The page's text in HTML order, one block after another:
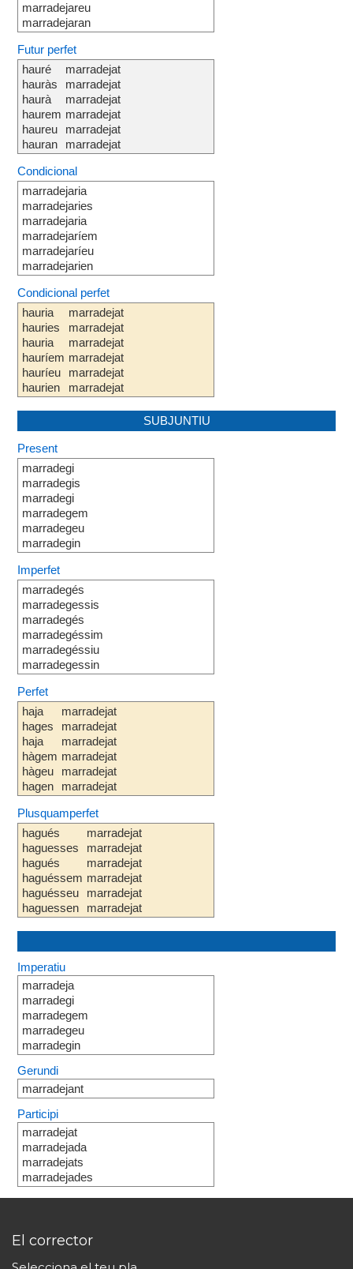
marradejareu
marradejaran
Futur perfet
hauré
hauràs
haurà
haurem
haureu
hauran
marradejat
marradejat
marradejat
marradejat
marradejat
marradejat
Condicional
marradejaria
marradejaries
marradejaria
marradejaríem
marradejaríeu
marradejarien
Condicional perfet
hauria
hauries
hauria
hauríem
hauríeu
haurien
marradejat
marradejat
marradejat
marradejat
marradejat
marradejat
SUBJUNTIU
Present
marradegi
marradegis
marradegi
marradegem
marradegeu
marradegin
Imperfet
marradegés
marradegessis
marradegés
marradegéssim
marradegéssiu
marradegessin
Perfet
haja
hages
haja
hàgem
hàgeu
hagen
marradejat
marradejat
marradejat
marradejat
marradejat
marradejat
Plusquamperfet
hagués
haguesses
hagués
haguéssem
haguésseu
haguessen
marradejat
marradejat
marradejat
marradejat
marradejat
marradejat
Imperatiu
marradeja
marradegi
marradegem
marradegeu
marradegin
Gerundi
marradejant
Participi
marradejat
marradejada
marradejats
marradejades
El corrector